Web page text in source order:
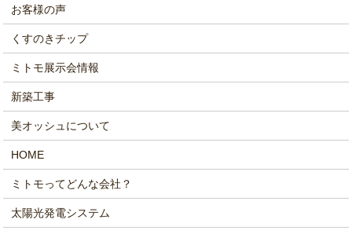
お客様の声
くすのきチップ
ミトモ展示会情報
新築工事
美オッシュについて
HOME
ミトモってどんな会社？
太陽光発電システム